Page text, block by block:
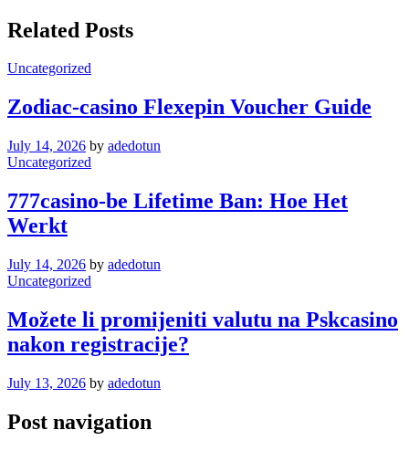
Related Posts
Uncategorized
Zodiac-casino Flexepin Voucher Guide
July 14, 2026 by adedotun
Uncategorized
777casino-be Lifetime Ban: Hoe Het
Werkt
July 14, 2026 by adedotun
Uncategorized
Možete li promijeniti valutu na Pskcasino
nakon registracije?
July 13, 2026 by adedotun
Post navigation